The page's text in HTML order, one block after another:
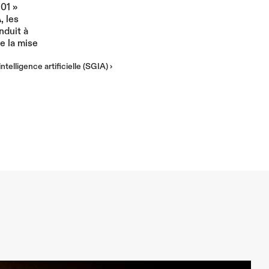
»
les
à
la mise
artificielle (SGIA) ›